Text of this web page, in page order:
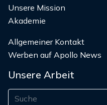
Unsere Mission
Akademie
Allgemeiner Kontakt
Werben auf Apollo News
Unsere Arbeit